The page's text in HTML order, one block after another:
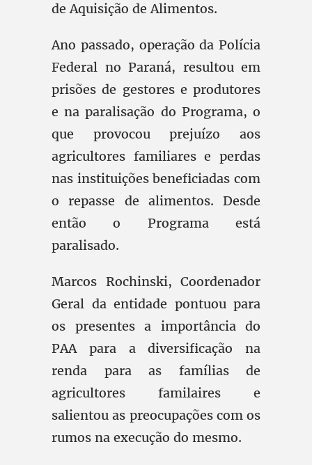
de Aquisição de Alimentos.
Ano passado, operação da Polícia
Federal no Paraná, resultou em
prisões de gestores e produtores
e na paralisação do Programa, o
que provocou prejuízo aos
agricultores familiares e perdas
nas instituições beneficiadas com
o repasse de alimentos. Desde
então o Programa está
paralisado.
Marcos Rochinski, Coordenador
Geral da entidade pontuou para
os presentes a importância do
PAA para a diversificação na
renda para as famílias de
agricultores familaires e
salientou as preocupações com os
rumos na execução do mesmo.